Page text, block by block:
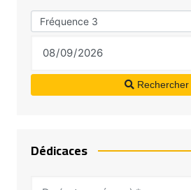
Rechercher
Dédicaces